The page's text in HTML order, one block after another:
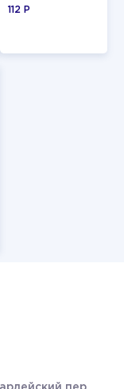
и тортики)
112 P